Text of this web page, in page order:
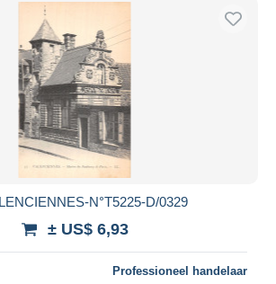
N°T5225-D/0329
± US$ 6,93
Professioneel handelaar